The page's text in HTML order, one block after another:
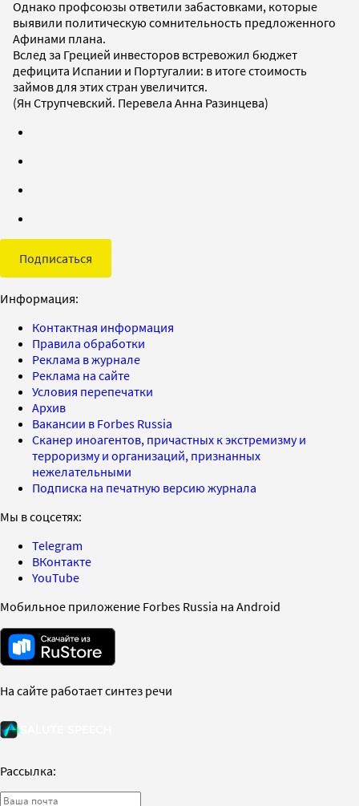
Однако профсоюзы ответили забастовками, которые
выявили политическую сомнительность предложенного
Афинами плана.
Вслед за Грецией инвесторов встревожил бюджет
дефицита Испании и Португалии: в итоге стоимость
займов для этих стран увеличится.
(Ян Струпчевский. Перевела Анна Разинцева)
Подписаться
Информация:
Контактная информация
Правила обработки
Реклама в журнале
Реклама на сайте
Условия перепечатки
Архив
Вакансии в Forbes Russia
Сканер иноагентов, причастных к экстремизму и
терроризму и организаций, признанных
нежелательными
Подписка на печатную версию журнала
Мы в соцсетях:
Telegram
ВКонтакте
YouTube
Мобильное приложение Forbes Russia на Android
На сайте работает синтез речи
Рассылка: